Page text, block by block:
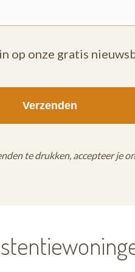
op onze gratis
te drukken, accepteer je